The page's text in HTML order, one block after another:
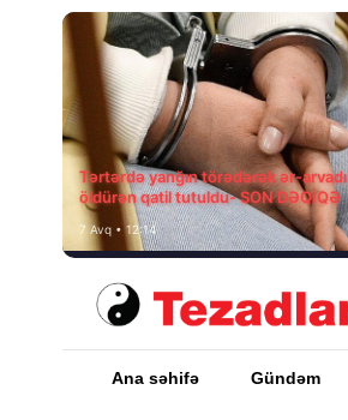
Tərtərdə yanğın törədərək ər-arvadı
öldürən qatil tutuldu- SON DƏQİQƏ
7 Avq • 12:14
Ana səhifə Gündəm